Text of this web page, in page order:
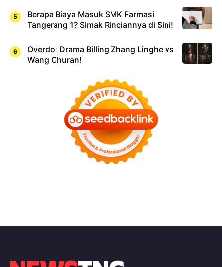
Berapa Biaya Masuk SMK Farmasi
Tangerang 1? Simak Rinciannya di Sini!
Overdo: Drama Billing Zhang Linghe vs
Wang Churan!